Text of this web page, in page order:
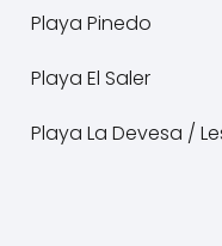
Playa Pinedo
Playa El Saler
Playa La Devesa /